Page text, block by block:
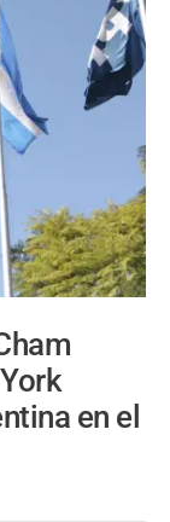
en el